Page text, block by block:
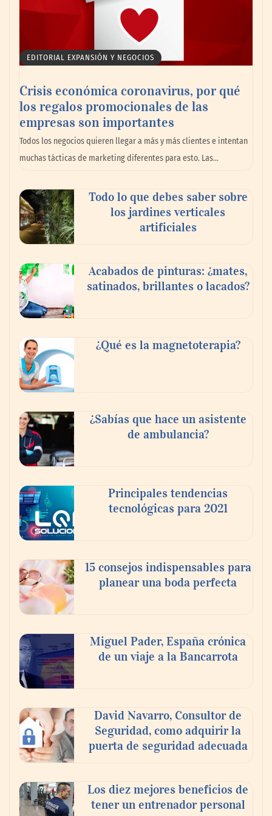
La omnicanalidad redefine la forma de
planear viajes en México
buscan proyectar talento mexicano y
fortalecer el turismo médico
En el Día de la Cerveza, Grupo Modelo
mundo elige para reunirse: 7 de cada 10 la
escogen
compromiso para el eclipse solar del 12 de
agosto
EDITORIAL EXPANSIÓN Y NEGOCIOS
Crisis económica coronavirus, por qué
los regalos promocionales de las
empresas son importantes
Todos los negocios quieren llegar a más y más clientes e intentan
muchas tácticas de marketing diferentes para esto. Las…
Todo lo que debes saber sobre
los jardines verticales
artificiales
Acabados de pinturas: ¿mates,
satinados, brillantes o lacados?
¿Qué es la magnetoterapia?
¿Sabías que hace un asistente
de ambulancia?
Principales tendencias
tecnológicas para 2021
15 consejos indispensables para
planear una boda perfecta
Miguel Pader, España crónica
de un viaje a la Bancarrota
David Navarro, Consultor de
Seguridad, como adquirir la
puerta de seguridad adecuada
Los diez mejores beneficios de
tener un entrenador personal